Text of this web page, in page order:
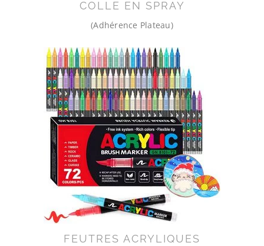
COLLE EN SPRAY
(Adhérence Plateau)
FEUTRES ACRYLIQUES